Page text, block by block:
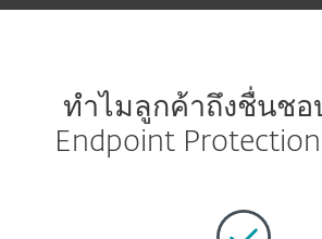
ทำไมลูกค้าถึงชื่นช
Endpoint Protection